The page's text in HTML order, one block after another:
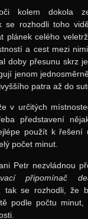
kolem dokola
se rozhodli toho
plánek celého
a cest mezi
doby přesunu skrz
jenom
patra až do
v určitých
představení
použít k řešení
počet minut.
Petr nezvládnou
připomínač
tak se rozhodli, že
podle počtu